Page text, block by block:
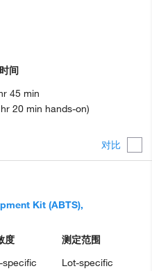
对比
间
45 min
20 min hands-on)
Kit (ABTS),
度
specific
测定范围
Lot-specific